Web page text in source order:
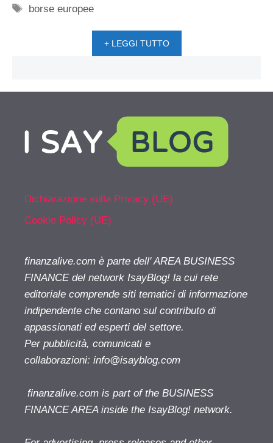
Tag
borse europee
+ LEGGI TUTTO
Dichiarazione sulla Privacy (UE)
Cookie Policy (UE)
finanzalive.com è parte dell' AREA BUSINESS
FINANCE del network IsayBlog! la cui rete
editoriale comprende siti tematici di informazione
indipendente che contano sul contributo di
appassionati ed esperti del settore.
Per pubblicità, comunicati e
collaborazioni: info@isayblog.com
finanzalive.com is part of the BUSINESS
FINANCE AREA inside the IsayBlog! network.